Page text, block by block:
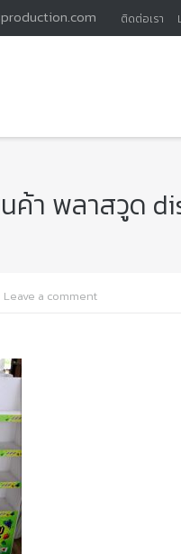
ติดต่อเรา
ค้า พลาสวูด
Leave a comment